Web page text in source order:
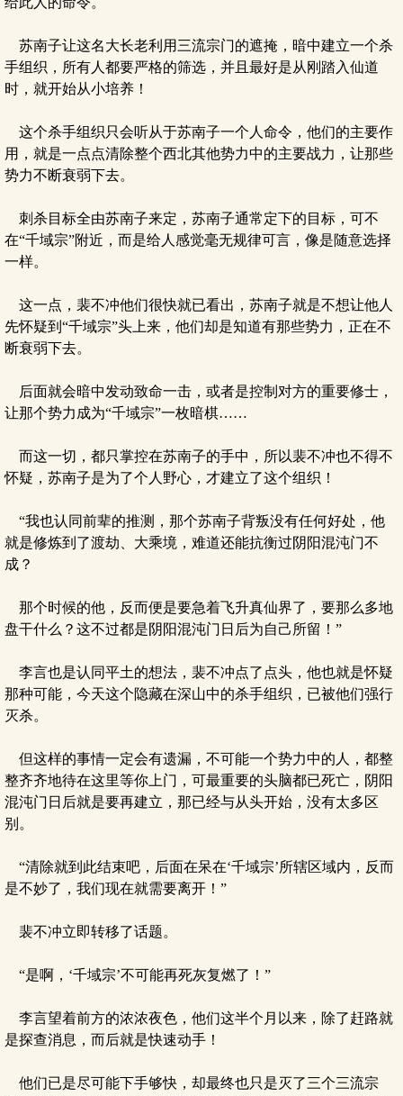
苏南子让这名大长老利用三流宗门的遮掩，暗中建立一个杀
手组织，所有人都要严格的筛选，并且最好是从刚踏入仙道
时，就开始从小培养！
这个杀手组织只会听从于苏南子一个人命令，他们的主要作
用，就是一点点清除整个西北其他势力中的主要战力，让那些
势力不断衰弱下去。
刺杀目标全由苏南子来定，苏南子通常定下的目标，可不
在“千域宗”附近，而是给人感觉毫无规律可言，像是随意选择
一样。
这一点，裴不冲他们很快就已看出，苏南子就是不想让他人
先怀疑到“千域宗”头上来，他们却是知道有那些势力，正在不
断衰弱下去。
后面就会暗中发动致命一击，或者是控制对方的重要修士，
让那个势力成为“千域宗”一枚暗棋……
而这一切，都只掌控在苏南子的手中，所以裴不冲也不得不
怀疑，苏南子是为了个人野心，才建立了这个组织！
“我也认同前辈的推测，那个苏南子背叛没有任何好处，他
就是修炼到了渡劫、大乘境，难道还能抗衡过阴阳混沌门不
成？
那个时候的他，反而便是要急着飞升真仙界了，要那么多地
盘干什么？这不过都是阴阳混沌门日后为自己所留！”
李言也是认同平土的想法，裴不冲点了点头，他也就是怀疑
那种可能，今天这个隐藏在深山中的杀手组织，已被他们强行
灭杀。
但这样的事情一定会有遗漏，不可能一个势力中的人，都整
整齐齐地待在这里等你上门，可最重要的头脑都已死亡，阴阳
混沌门日后就是要再建立，那已经与从头开始，没有太多区
别。
“清除就到此结束吧，后面在呆在‘千域宗’所辖区域内，反而
是不妙了，我们现在就需要离开！”
裴不冲立即转移了话题。
“是啊，‘千域宗’不可能再死灰复燃了！”
李言望着前方的浓浓夜色，他们这半个月以来，除了赶路就
是探查消息，而后就是快速动手！
他们已是尽可能下手够快，却最终也只是灭了三个三流宗